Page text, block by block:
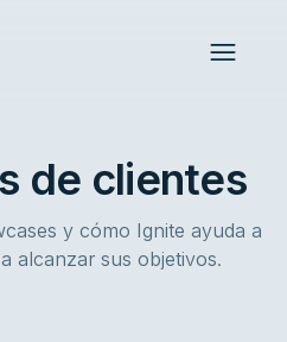
Cloud
Open
de clientes
y cómo Ignite ayuda a
alcanzar sus objetivos.